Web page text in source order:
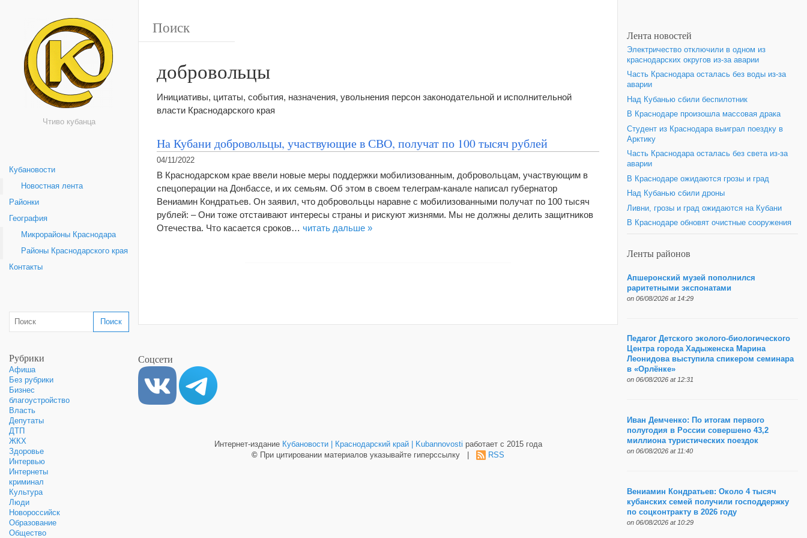
Чтиво кубанца
Кубановости
Новостная лента
Районки
География
Микрорайоны Краснодара
Районы Краснодарского края
Контакты
Рубрики
Афиша
Без рубрики
Бизнес
благоустройство
Власть
Депутаты
ДТП
ЖКХ
Здоровье
Интервью
Интернеты
криминал
Культура
Люди
Новороссийск
Образование
Общество
добровольцы
Инициативы, цитаты, события, назначения, увольнения персон законодательной и исполнительной
власти Краснодарского края
На Кубани добровольцы, участвующие в СВО, получат по 100 тысяч рублей
04/11/2022
В Краснодарском крае ввели новые меры поддержки мобилизованным, добровольцам, участвующим в
спецоперации на Донбассе, и их семьям. Об этом в своем телеграм-канале написал губернатор
Вениамин Кондратьев. Он заявил, что добровольцы наравне с мобилизованными получат по 100 тысяч
рублей: – Они тоже отстаивают интересы страны и рискуют жизнями. Мы не должны делить защитников
Отечества. Что касается сроков… читать дальше »
Лента новостей
Электричество отключили в одном из
краснодарских округов из-за аварии
Часть Краснодара осталась без воды из-за
аварии
Над Кубанью сбили беспилотник
В Краснодаре произошла массовая драка
Студент из Краснодара выиграл поездку в
Арктику
Часть Краснодара осталась без света из-за
аварии
В Краснодаре ожидаются грозы и град
Над Кубанью сбили дроны
Ливни, грозы и град ожидаются на Кубани
В Краснодаре обновят очистные сооружения
Ленты районов
Апшеронский музей пополнился
раритетными экспонатами
on 06/08/2026 at 14:29
Педагог Детского эколого-биологического
Центра города Хадыженска Марина
Леонидова выступила спикером семинара
в «Орлёнке»
on 06/08/2026 at 12:31
Иван Демченко: По итогам первого
полугодия в России совершено 43,2
миллиона туристических поездок
on 06/08/2026 at 11:40
Вениамин Кондратьев: Около 4 тысяч
кубанских семей получили господдержку
по соцконтракту в 2026 году
on 06/08/2026 at 10:29
Соцсети
Интернет-издание Кубановости | Краснодарский край | Kubannovosti работает с 2015 года
© При цитировании материалов указывайте гиперссылку | RSS